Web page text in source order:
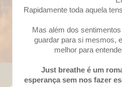
Rapidamente toda aquela
Mas além dos
guardar para si mesmos,
melhor para
Just breathe é um
esperança sem nos fazer